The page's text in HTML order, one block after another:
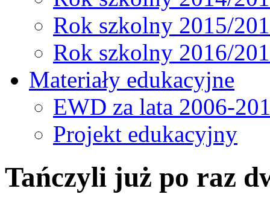
Rok szkolny 2015/
Rok szkolny 2016/
Materiały edukacyjne
EWD za lata 2006-
Projekt edukacyjny
Tańczyli już po raz